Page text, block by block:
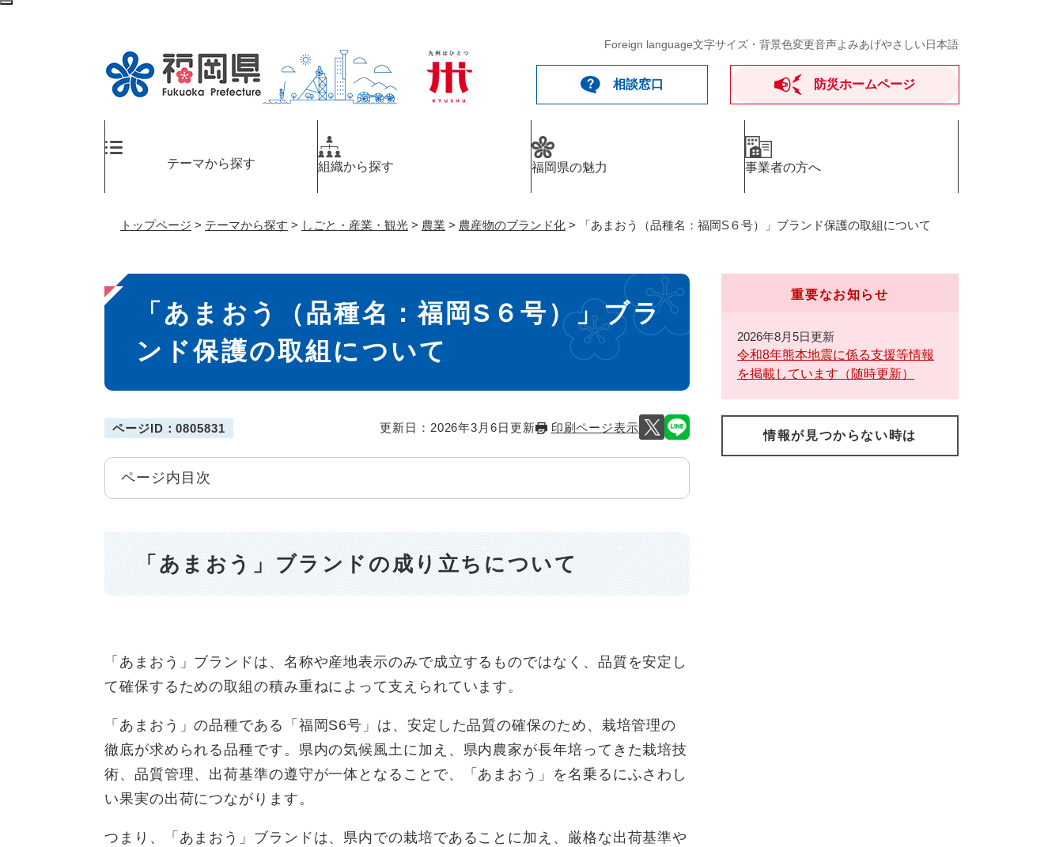
ペ
Foreign language文字サイズ・背景色変更音声よみあげやさしい日本語
相談窓口 防災ホームページ
テーマから探す 組織から探す 福岡県の魅力 事業者の方へ
トップページ > テーマから探す > しごと・産業・観光 > 農業 > 農産物のブランド化 > 「あまおう（品種名：福岡S６号）」ブランド保護の取組について
本
文
「あまおう（品種名：福岡S６号）」ブラ
ンド保護の取組について
ページID：0805831 更新日：2026年3月6日更新 印刷ページ表示
ページ内目次
「あまおう」ブランドの成り立ちについて​
「あまおう」ブランドは、名称や産地表示のみで成立するものではなく、品質を安定し
て確保するための取組の積み重ねによって支えられています。
「あまおう」の品種である「福岡S6号」は、安定した品質の確保のため、栽培管理の
徹底が求められる品種です。県内の気候風土に加え、県内農家が長年培ってきた栽培技
術、品質管理、出荷基準の遵守が一体となることで、「あまおう」を名乗るにふさわし
い果実の出荷につながります。
つまり、「あまおう」ブランドは、県内での栽培であることに加え、厳格な出荷基準や
重要なお知らせ
2026年8月5日更新
令和8年熊本地震に係る支援等情報
を掲載しています（随時更新）
情報が見つからない時は